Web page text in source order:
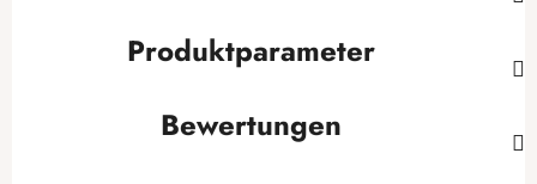
Produktparameter
Bewertungen